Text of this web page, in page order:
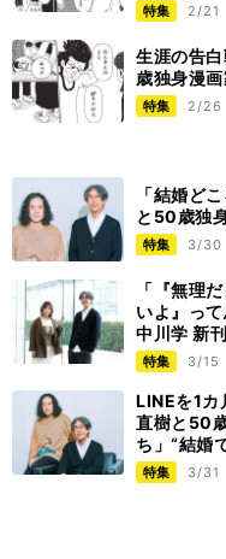
特集 2/21
生涯の告
歳独身漫画
特集 2/26
「結婚ど
と50歳独
特集 3/30
「『無理
いよ』っ
中川学 新
特集 3/15
LINEを1カ
直樹と50
ち」“結婚
特集 3/31